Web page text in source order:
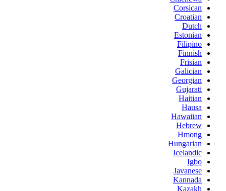
Corsican
Croatian
Dutch
Estonian
Filipino
Finnish
Frisian
Galician
Georgian
Gujarati
Haitian
Hausa
Hawaiian
Hebrew
Hmong
Hungarian
Icelandic
Igbo
Javanese
Kannada
Kazakh